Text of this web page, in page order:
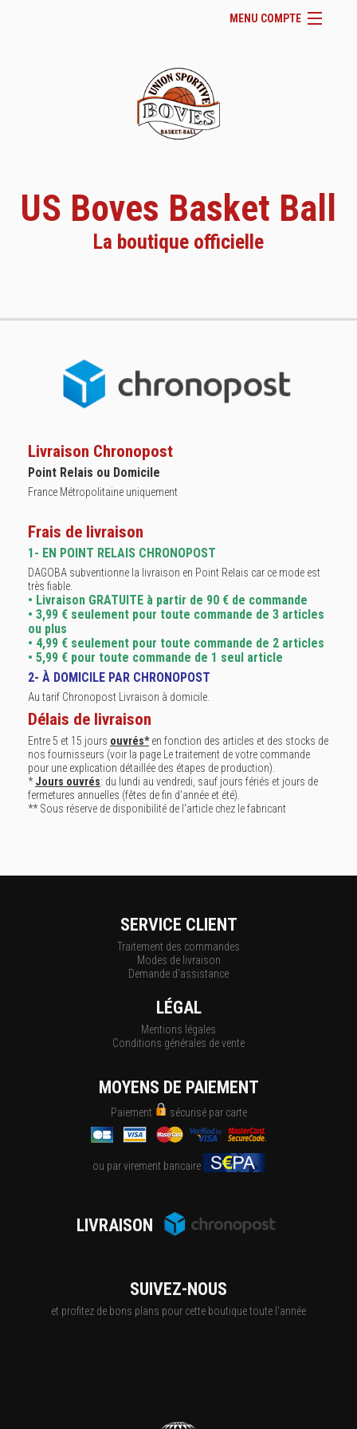
MENU COMPTE
Page Facebook du club
Facebook
Se connecter
Panier (
US Boves Basket Ball
La boutique officielle
Livraison Chronopost
Point Relais ou Domicile
France Métropolitaine uniquement
Frais de livraison
1- EN POINT RELAIS CHRONOPOST
DAGOBA subventionne la livraison en Point Relais car ce mode est
très fiable.
• Livraison GRATUITE à partir de 90 € de commande
• 3,99 € seulement pour toute commande de 3 articles
ou plus
• 4,99 € seulement pour toute commande de 2 articles
• 5,99 € pour toute commande de 1 seul article
2- À DOMICILE PAR CHRONOPOST
Au tarif Chronopost Livraison à domicile.
Délais de livraison
Entre 5 et 15 jours ouvrés*en fonction des articles et des stocks de
nos fournisseurs (voir la page
Le traitement de votre commande
pour une explication détaillée des étapes de production).
*Jours ouvrés: du lundi au vendredi, sauf jours fériés et jours de
fermetures annuelles (fêtes de fin d'année et été).
** Sous réserve de disponibilité de l'article chez le fabricant
SERVICE CLIENT
Traitement des commandes
Modes de livraison
Demande d'assistance
LÉGAL
Mentions légales
Conditions générales de vente
MOYENS DE PAIEMENT
Paiement sécurisé par carte
ou par virement bancaire
LIVRAISON
SUIVEZ-NOUS
et profitez de bons plans pour cette boutique toute l'année